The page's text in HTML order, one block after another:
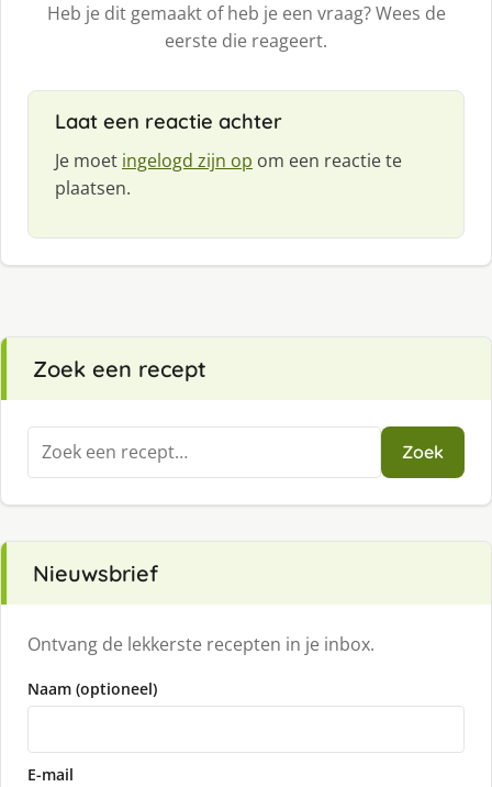
Heb je dit gemaakt of heb je een vraag? Wees de
eerste die reageert.
Laat een reactie achter
Je moet ingelogd zijn op om een reactie te
plaatsen.
Zoek een recept
Zoeken
naar:
Zoek
Nieuwsbrief
Ontvang de lekkerste recepten in je inbox.
Naam (optioneel)
E-mail